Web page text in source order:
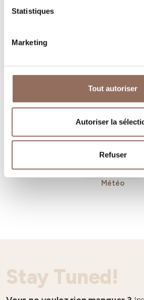
Statistiques
Marketing
Tout autoriser
Autoriser la
Refuser
Météo
Stay Tuned!